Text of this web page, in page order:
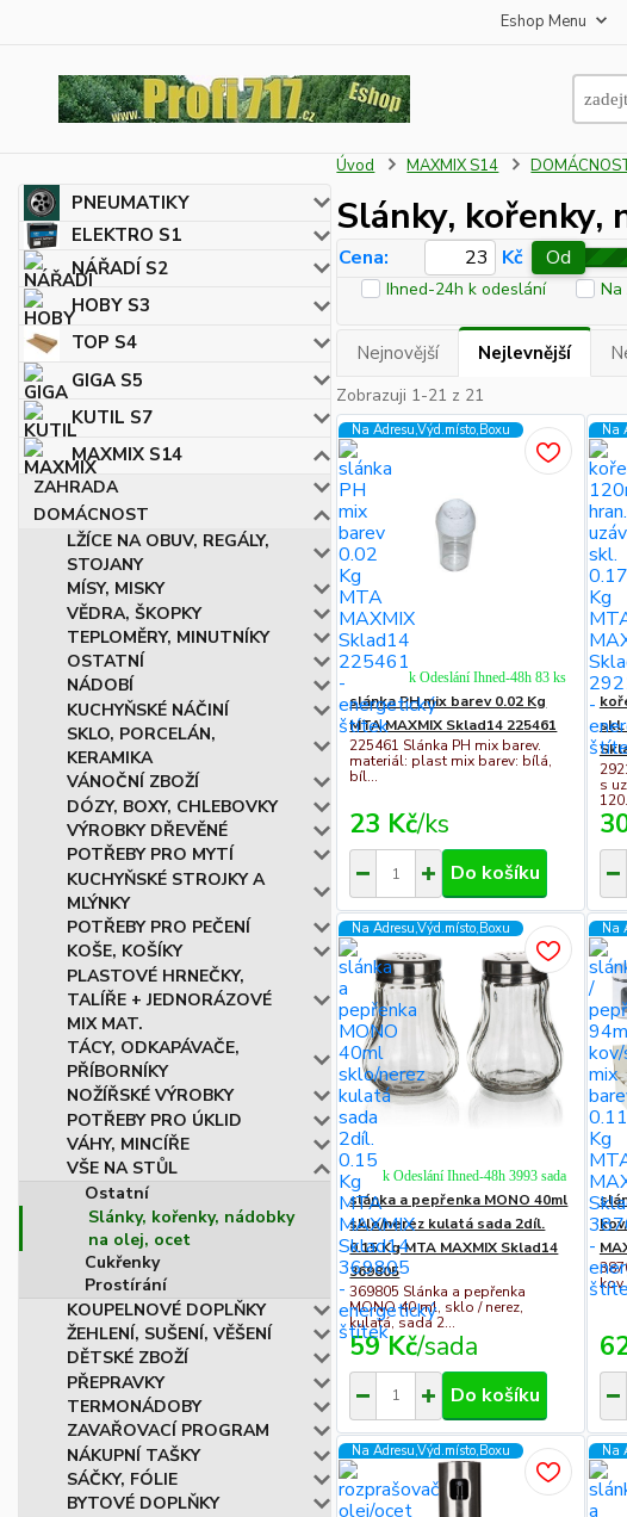
Eshop Menu
PNEUMATIKY
ELEKTRO S1
NÁŘADÍ S2
HOBY S3
TOP S4
GIGA S5
KUTIL S7
MAXMIX S14
ZAHRADA
DOMÁCNOST
LŽÍCE NA OBUV, REGÁLY,
STOJANY
MÍSY, MISKY
VĚDRA, ŠKOPKY
TEPLOMĚRY, MINUTNÍKY
OSTATNÍ
NÁDOBÍ
KUCHYŇSKÉ NÁČINÍ
SKLO, PORCELÁN,
KERAMIKA
VÁNOČNÍ ZBOŽÍ
DÓZY, BOXY, CHLEBOVKY
VÝROBKY DŘEVĚNÉ
POTŘEBY PRO MYTÍ
KUCHYŇSKÉ STROJKY A
MLÝNKY
POTŘEBY PRO PEČENÍ
KOŠE, KOŠÍKY
PLASTOVÉ HRNEČKY,
TALÍŘE + JEDNORÁZOVÉ
MIX MAT.
TÁCY, ODKAPÁVAČE,
PŘÍBORNÍKY
NOŽÍŘSKÉ VÝROBKY
POTŘEBY PRO ÚKLID
VÁHY, MINCÍŘE
VŠE NA STŮL
Ostatní
Slánky, kořenky, nádobky
na olej, ocet
Cukřenky
Prostírání
KOUPELNOVÉ DOPLŇKY
ŽEHLENÍ, SUŠENÍ, VĚŠENÍ
DĚTSKÉ ZBOŽÍ
PŘEPRAVKY
TERMONÁDOBY
ZAVAŘOVACÍ PROGRAM
NÁKUPNÍ TAŠKY
SÁČKY, FÓLIE
BYTOVÉ DOPLŇKY
Úvod MAXMIX S14
Slánky, kořenky,
Cena: Kč Od
Ihned-24h k odeslání Na
Nejnovější Nejlevnější
Zobrazuji 1-21 z 21
Na Adresu,Výd.místo,Boxu
slánka PH mix barev 0.02 Kg
MTA MAXMIX Sklad14 225461
225461 Slánka PH mix barev.
materiál: plast mix barev: bílá,
bíl...
23 Kč/ks
k Odeslání Ihned-48h 83 ks
Do košíku
Na
skl.
s
Na Adresu,Výd.místo,Boxu
slánka a pepřenka MONO 40ml
sklo/nerez kulatá sada 2díl.
0.15 Kg MTA MAXMIX Sklad14
369805
369805 Slánka a pepřenka
MONO 40 ml, sklo / nerez,
kulatá, sada 2...
59 Kč/sada
k Odeslání Ihned-48h 3993 sada
Do košíku
Na
kov
Na Adresu,Výd.místo,Boxu Na